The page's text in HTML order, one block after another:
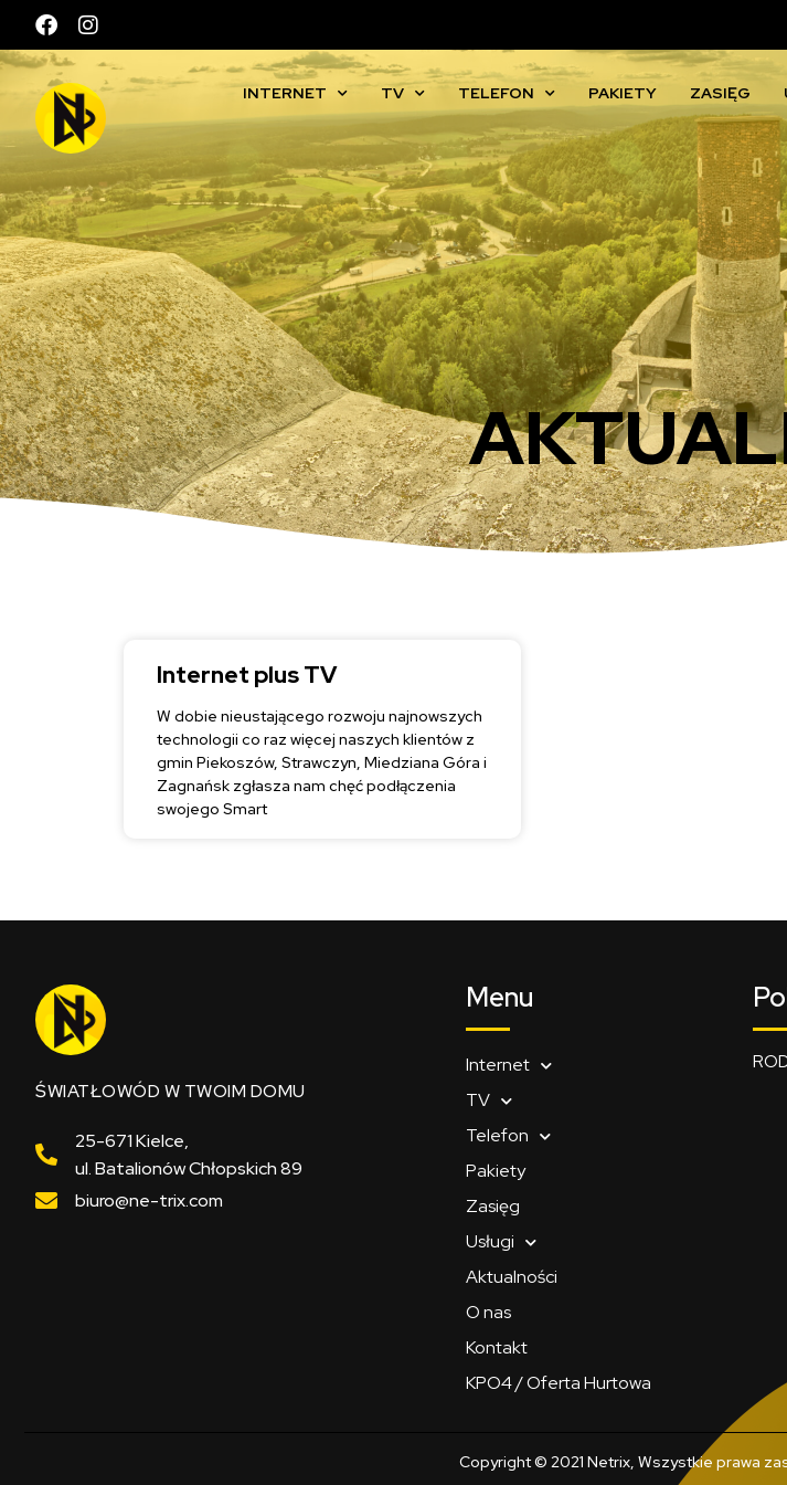
INTERNET TV TELEFON PAKIETY ZASIĘG
Internet plus TV
W dobie nieustającego rozwoju najnowszych
technologii co raz więcej naszych klientów z
gmin Piekoszów, Strawczyn, Miedziana Góra i
Zagnańsk zgłasza nam chęć podłączenia
swojego Smart
ŚWIATŁOWÓD W TWOIM DOMU
25-671 Kielce,
ul. Batalionów Chłopskich 89
biuro@ne-trix.com
Menu
Internet
TV
Telefon
Pakiety
Zasięg
Usługi
Aktualności
O nas
Kontakt
KPO4 / Oferta Hurtowa
Copyright © 2021 Netrix, Wszystkie prawa